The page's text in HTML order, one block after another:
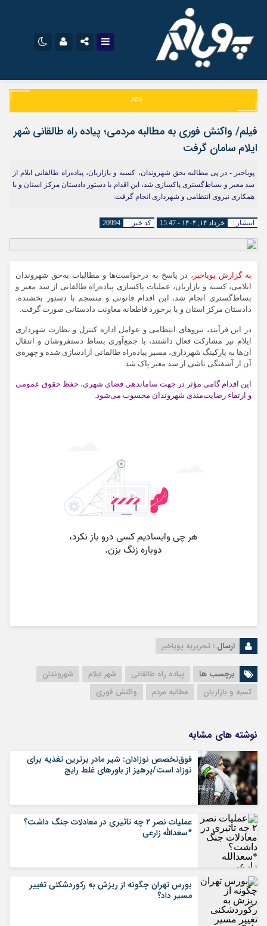
اینستاگرام
تلگرام
سروش
ایتا
آپارات
اپلیکیشن
نام کاربری یا نشانی ایمیل
رمز عبور
مرا به خاطر بسپار
فیلم/ واکنش فوری به مطالبه مردمی؛ پیاده راه طالقانی شهر
ایلام سامان گرفت
پویاخبر - در پی مطالبه بحق شهروندان، کسبه و بازاریان، پیاده‌راه طالقانی ایلام از
سد معبر و بساط‌گستری پاکسازی شد، این اقدام با دستور دادستان مرکز استان و با
همکاری نیروی انتظامی و شهرداری انجام گرفت.
انتشار : خرداد ۱۴, ۱۴۰۴ - 15:47 کد خبر : 20994
به گزارش پویاخبر، در پاسخ به درخواست‌ها و مطالبات به‌حق شهروندان
ایلامی، کسبه و بازاریان، عملیات پاکسازی پیاده‌راه طالقانی از سد معبر و
بساط‌گستری انجام شد، این اقدام قانونی و منسجم با دستور بخشنده،
دادستان مرکز استان و با برخورد قاطعانه معاونت دادستانی صورت گرفت.
در این فرآیند، نیروهای انتظامی و عوامل اداره کنترل و نظارت شهرداری
ایلام نیز مشارکت فعال داشتند، با جمع‌آوری بساط دستفروشان و انتقال
آن‌ها به پارکینگ شهرداری، مسیر پیاده‌راه طالقانی آزادسازی شده و چهره‌ی
آن از آشفتگی ناشی از سد معبر پاک شد.
این اقدام گامی مؤثر در جهت ساماندهی فضای شهری، حفظ حقوق عمومی
و ارتقاء رضایت‌مندی شهروندان محسوب می‌شود.
ارسال : تحریریه پویاخبر
برچسب ها پیاده راه طالقانی شهر ایلام
شهروندان
کسبه و بازاریان
مطالبه مردم واکنش فوری
نوشته های مشابه
فوق‌تخصص نوزادان: شیر مادر برترین تغذیه برای
نوزاد است/پرهیز از باورهای غلط رایج
عملیات نصر ۲ چه تاثیری در معادلات جنگ داشت؟
*سعدالله زارعی
بورس تهران چگونه از ریزش به رکوردشکنی تغییر
مسیر داد؟